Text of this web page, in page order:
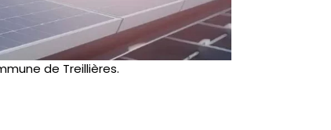
de Treillières.